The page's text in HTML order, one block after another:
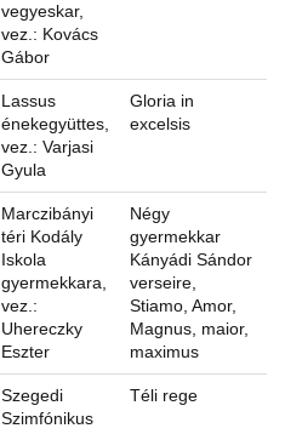
vegyeskar,
vez.: Kovács
Gábor
Lassus
énekegyüttes,
vez.: Varjasi
Gyula
Gloria in
excelsis
Marczibányi
téri Kodály
Iskola
gyermekkara,
vez.:
Uhereczky
Eszter
Négy
gyermekkar
Kányádi Sándor
verseire,
Stiamo, Amor,
Magnus, maior,
maximus
Szegedi
Szimfónikus
Téli rege